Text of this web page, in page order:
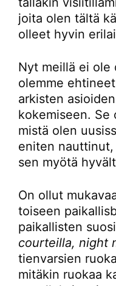
joita olen tältä
olleet hyvin
Nyt meillä ei ole
olemme
arkisten
kokemiseen. Se
mistä olen
eniten
sen myötä
On ollut
toiseen
paikallisten
courteilla, night
tienvarsien
mitäkin ruokaa